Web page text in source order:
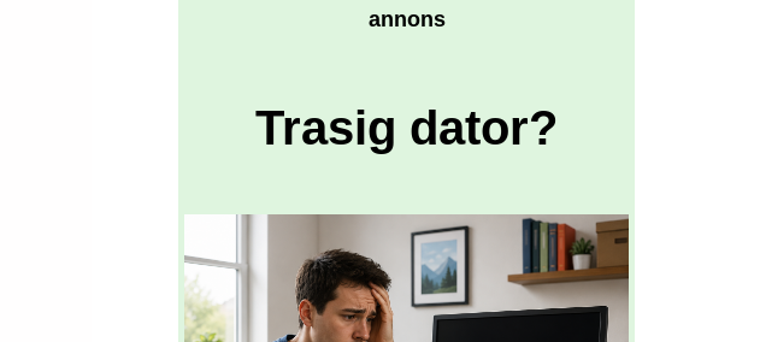
annons
Trasig dator?